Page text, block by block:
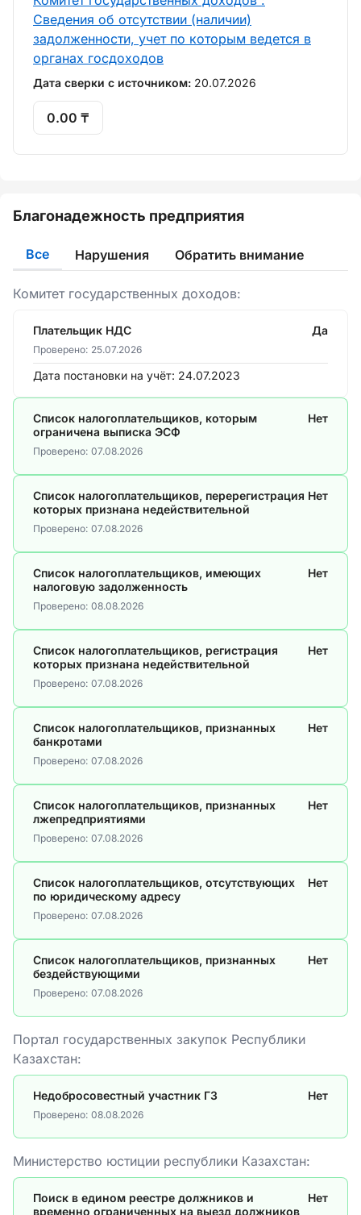
Сведения об отсутствии (наличии)
задолженности, учет по которым ведется в
органах госдоходов
Дата сверки с источником: 20.07.2026
0.00 ₸
Благонадежность предприятия
Все Нарушения Обратить внимание
Комитет государственных доходов:
Плательщик НДС Да
Проверено: 25.07.2026
Дата постановки на учёт: 24.07.2023
Список налогоплательщиков, которым
ограничена выписка ЭСФ
Нет
Проверено: 07.08.2026
Список налогоплательщиков, перерегистрация
которых признана недействительной
Нет
Проверено: 07.08.2026
Список налогоплательщиков, имеющих
налоговую задолженность
Нет
Проверено: 08.08.2026
Список налогоплательщиков, регистрация
которых признана недействительной
Нет
Проверено: 07.08.2026
Список налогоплательщиков, признанных
банкротами
Нет
Проверено: 07.08.2026
Список налогоплательщиков, признанных
лжепредприятиями
Нет
Проверено: 07.08.2026
Список налогоплательщиков, отсутствующих
по юридическому адресу
Нет
Проверено: 07.08.2026
Список налогоплательщиков, признанных
бездействующими
Нет
Проверено: 07.08.2026
Портал государственных закупок Республики
Казахстан:
Недобросовестный участник ГЗ Нет
Проверено: 08.08.2026
Министерство юстиции республики Казахстан:
Поиск в едином реестре должников и
временно ограниченных на выезд должников
Нет